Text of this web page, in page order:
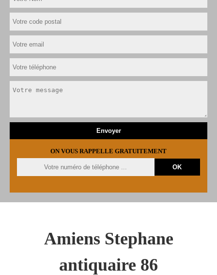
ON VOUS RAPPELLE GRATUITEMENT
Amiens Stephane
antiquaire 86